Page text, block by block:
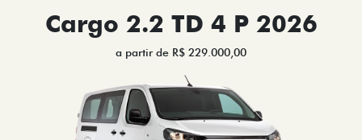
Cargo 2.2 TD 4 P 2026
a partir de R$ 229.000,00